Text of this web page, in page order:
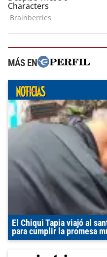
MÁS EN
El Chiqui Tapia viajó al
para cumplir la promesa